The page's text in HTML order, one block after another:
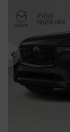
Précédent